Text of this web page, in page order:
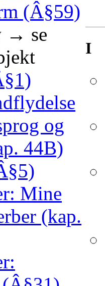
(Â§59)
→ se
og
44B)
Mine
(kap.
I